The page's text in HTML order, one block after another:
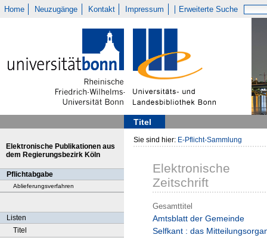
Home Neuzugänge Kontakt Impressum Erweiterte Suche
Titel
Elektronische Publikationen aus
dem Regierungsbezirk Köln
Pflichtabgabe
Ablieferungsverfahren
Listen
Titel
Sie sind hier: E-Pflicht-Sammlung
Elektronische
Zeitschrift
Gesamttitel
Amtsblatt der Gemeinde
Selfkant : das